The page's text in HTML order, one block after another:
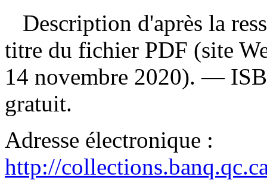
Description d'après la
titre du fichier PDF (site
14 novembre 2020). —
gratuit.
Adresse électronique :
http://